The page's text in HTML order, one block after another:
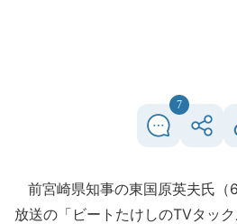
7
前宮崎県知事の東国原英夫氏（
放送の「ビートたけしのTVタック